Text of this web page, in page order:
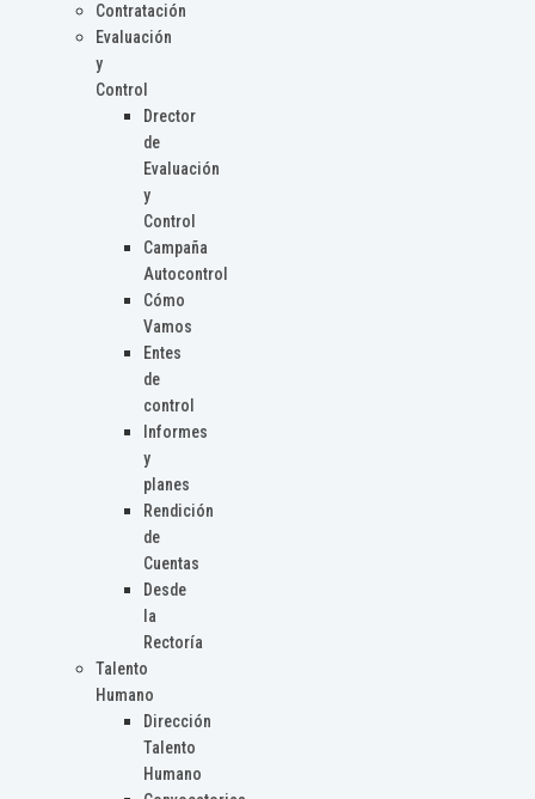
Contratación
Evaluación
y
Control
Drector
de
Evaluación
y
Control
Campaña
Autocontrol
Cómo
Vamos
Entes
de
control
Informes
y
planes
Rendición
de
Cuentas
Desde
la
Rectoría
Talento
Humano
Dirección
Talento
Humano